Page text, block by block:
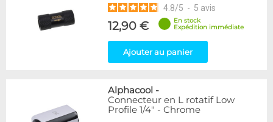
4.8/5 - 5 avis
12,90 €
En stock
Expédition immédiate
Ajouter au panier
Alphacool -
Connecteur en L rotatif Low
Profile 1/4" - Chrome